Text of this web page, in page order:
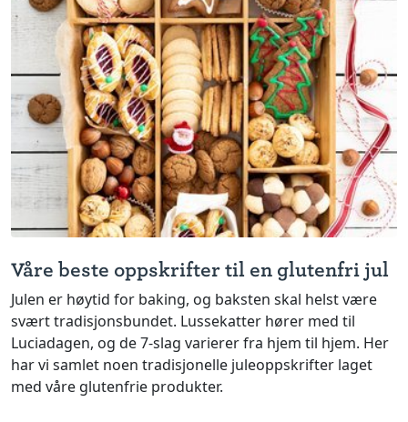
Våre beste oppskrifter til en glutenfri jul
Julen er høytid for baking, og baksten skal helst være
svært tradisjonsbundet. Lussekatter hører med til
Luciadagen, og de 7-slag varierer fra hjem til hjem. Her
har vi samlet noen tradisjonelle juleoppskrifter laget
med våre glutenfrie produkter.